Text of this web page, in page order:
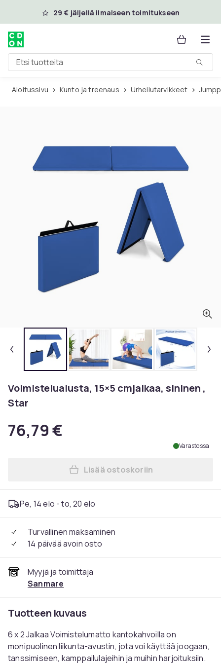
Ohita ja siirry pääsisältöön
29 € jäljellä ilmaiseen toimitukseen
Etsi tuotteita
Aloitussivu Kunto ja treenaus Urheilutarvikkeet
Voimistelualusta, 15×5 cmjalkaa, sininen ,
Star
76,79 €
Varastossa
Lisää Voimistelualusta,
Lisää ostoskoriin
Pe, 14 elo - to, 20 elo
Turvallinen maksaminen
14 päivää avoin osto
Myyjä ja toimittaja
Sanmare
Tuotteen kuvaus
6 x 2 Jalkaa Voimistelumatto kantokahvoilla on
monipuolinen liikunta-avustin, jota voi käyttää joogaan,
tanssimiseen, kamppailulajeihin ja muihin harjoituksiin.